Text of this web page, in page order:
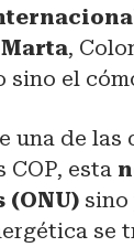
,
el
una de las
COP, esta
sino
se